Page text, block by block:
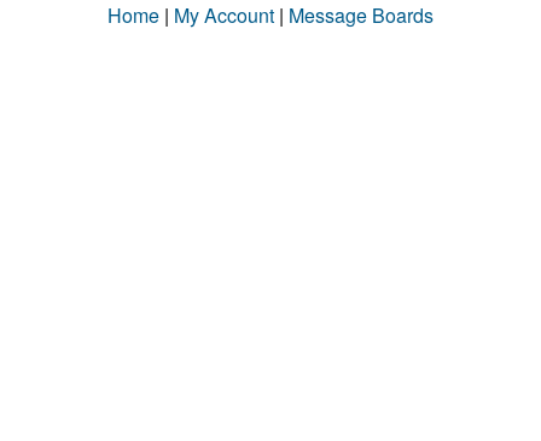
Home | My Account | Message Boards